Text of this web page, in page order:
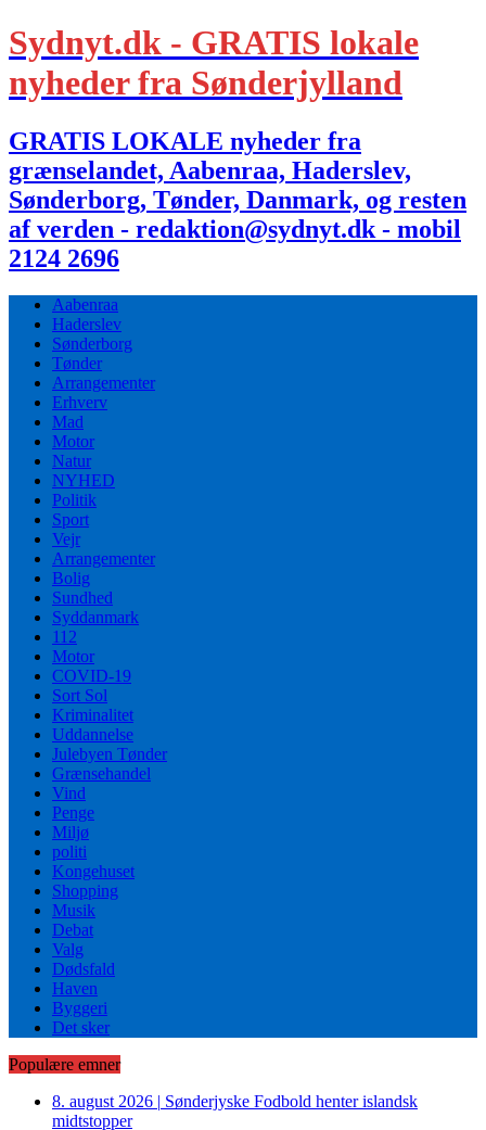
Sydnyt.dk - GRATIS lokale
nyheder fra Sønderjylland
GRATIS LOKALE nyheder fra
grænselandet, Aabenraa, Haderslev,
Sønderborg, Tønder, Danmark, og resten
af verden - redaktion@sydnyt.dk - mobil
2124 2696
Aabenraa
Haderslev
Sønderborg
Tønder
Arrangementer
Erhverv
Mad
Motor
Natur
NYHED
Politik
Sport
Vejr
Arrangementer
Bolig
Sundhed
Syddanmark
112
Motor
COVID-19
Sort Sol
Kriminalitet
Uddannelse
Julebyen Tønder
Grænsehandel
Vind
Penge
Miljø
politi
Kongehuset
Shopping
Musik
Debat
Valg
Dødsfald
Haven
Byggeri
Det sker
Populære emner
8. august 2026 | Sønderjyske Fodbold henter islandsk
midtstopper